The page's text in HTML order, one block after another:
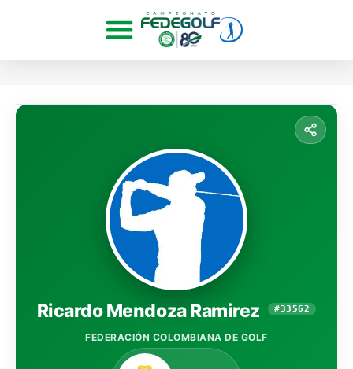
Ricardo Mendoza Ramirez #33562
FEDERACIÓN COLOMBIANA DE GOLF